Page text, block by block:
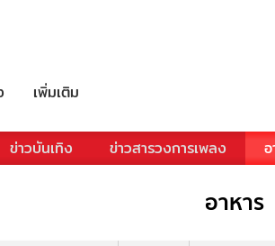
เพิ่มเติม
ข่าวบันเทิง ข่าวสารวงการเพลง
อาหาร